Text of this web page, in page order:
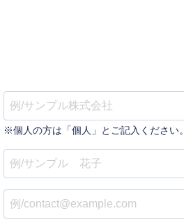
※個人の方は「個人」とご記入ください。